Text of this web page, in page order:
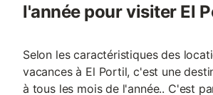
l'année pour visiter El
Selon les caractéristiques des
vacances à El Portil, c'est une
à tous les mois de l'année.. C'est